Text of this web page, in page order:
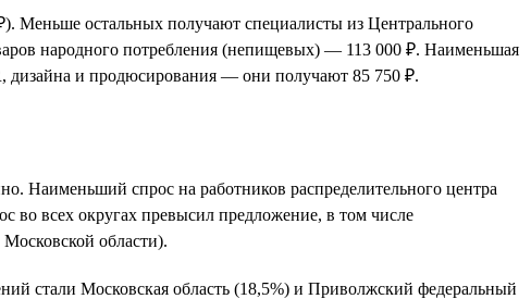
Меньше остальных получают специалисты из Центрального
народного потребления (непищевых) — 113 000 ₽. Наименьшая
дизайна и продюсирования — они получают 85 750 ₽.
Наименьший спрос на работников распределительного центра
во всех округах превысил предложение, в том числе
области).
стали Московская область (18,5%) и Приволжский федеральный